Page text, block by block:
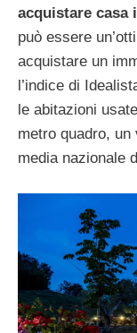
acquistare casa
può essere
acquistare un
l’indice di
le abitazioni
metro quadro,
media nazionale